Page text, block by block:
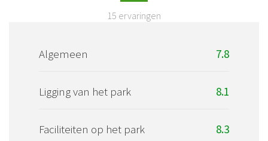
15 ervaringen
Algemeen 7.8
Ligging van het park 8.1
Faciliteiten op het park 8.3